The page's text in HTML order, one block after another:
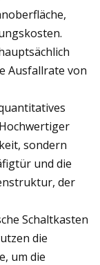
Ausfallrate von
sondern
und die
der
Schaltkasten
die
um die